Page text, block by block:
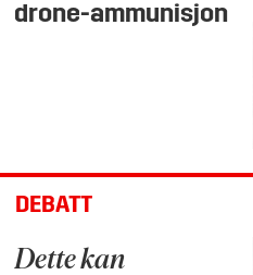
drone-ammunisjon
DEBATT
Dette kan